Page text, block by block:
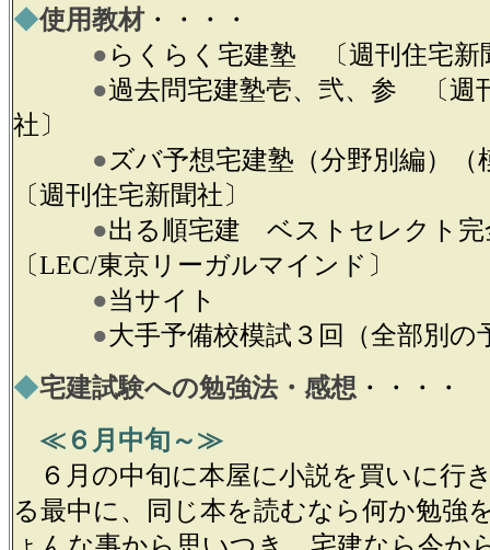
◆使用教材・・・・
● らくらく宅建塾 〔週刊住宅新
●過去問宅建塾壱、弐、参 〔週
社〕
● ズバ予想宅建塾（分野別編）
〔週刊住宅新聞社〕
●出る順宅建 ベストセレクト
〔LEC/東京リーガルマインド〕
●当サイト
●大手予備校模試３回（全部別の
◆宅建試験への勉強法・感想 ・・・・
≪６月中旬～≫
６月の中旬に本屋に小説を買いに行
る最中に、同じ本を読むなら何か勉強